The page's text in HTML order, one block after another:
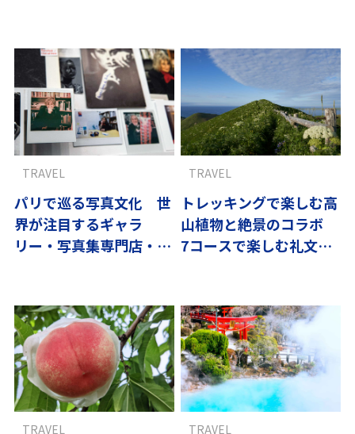
パリで巡る写真文化 世
界が注目するギャラ
リー・写真集専門店・老
TRAVEL
トレッキングで楽しむ高
山植物と絶景のコラボ
7コースで楽しむ礼文島
TRAVEL
TRAVEL TRAVEL